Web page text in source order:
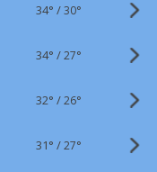
34° /30°
34° /27°
32° /26°
31° /27°